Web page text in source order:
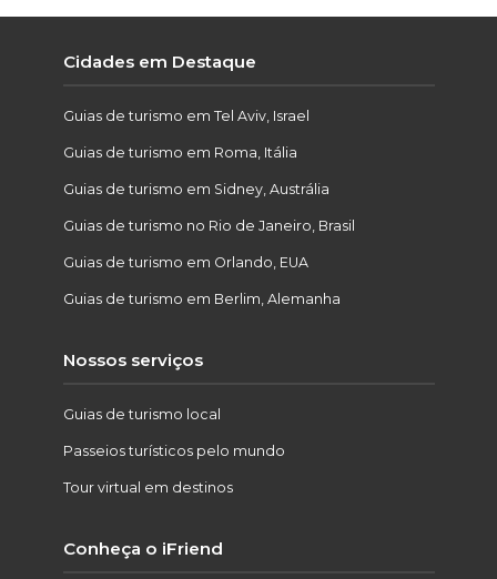
Cidades em Destaque
Guias de turismo em Tel Aviv, Israel
Guias de turismo em Roma, Itália
Guias de turismo em Sidney, Austrália
Guias de turismo no Rio de Janeiro, Brasil
Guias de turismo em Orlando, EUA
Guias de turismo em Berlim, Alemanha
Nossos serviços
Guias de turismo local
Passeios turísticos pelo mundo
Tour virtual em destinos
Conheça o iFriend